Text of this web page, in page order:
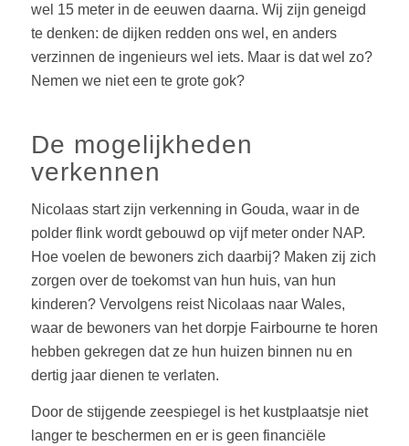
wel 15 meter in de eeuwen daarna. Wij zijn geneigd
te denken: de dijken redden ons wel, en anders
verzinnen de ingenieurs wel iets. Maar is dat wel zo?
Nemen we niet een te grote gok?
De mogelijkheden
verkennen
Nicolaas start zijn verkenning in Gouda, waar in de
polder flink wordt gebouwd op vijf meter onder NAP.
Hoe voelen de bewoners zich daarbij? Maken zij zich
zorgen over de toekomst van hun huis, van hun
kinderen? Vervolgens reist Nicolaas naar Wales,
waar de bewoners van het dorpje Fairbourne te horen
hebben gekregen dat ze hun huizen binnen nu en
dertig jaar dienen te verlaten.
Door de stijgende zeespiegel is het kustplaatsje niet
langer te beschermen en er is geen financiële